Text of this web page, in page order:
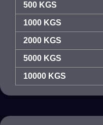
500 KGS
1000 KGS
2000 KGS
5000 KGS
10000 KGS